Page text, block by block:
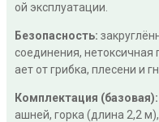
ой эксплуатации.
Безопасность:
соединения,
ает от грибка, плесени и
Комплектация (базовая):
ашней, горка (длина 2,2